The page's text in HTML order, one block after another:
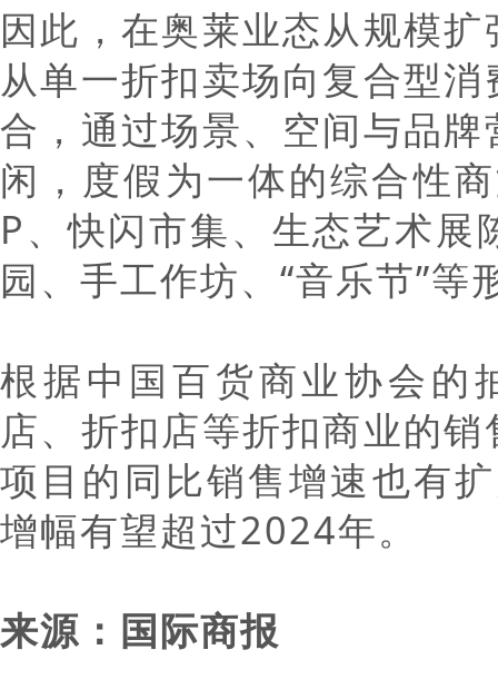
因此，在奥莱业态从规模
从单一折扣卖场向复合型
合，通过场景、空间与品
闲，度假为一体的综合性
P、快闪市集、生态艺术
园、手工作坊、“音乐节”
根据中国百货商业协会的
店、折扣店等折扣商业的
项目的同比销售增速也有
增幅有望超过2024年。
来源：国际商报